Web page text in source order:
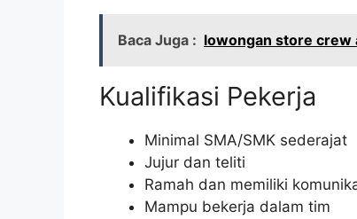
Baca Juga : lowongan store crew
Kualifikasi Pekerja
Minimal SMA/SMK sederajat
Jujur dan teliti
Ramah dan memiliki
Mampu bekerja dalam tim